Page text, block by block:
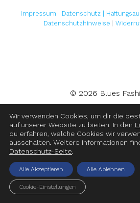
Impressum Datenschutz |
Datenschutzhinweise
© 2026 Blues
Wir verwenden Cookies, um dir die
auf unserer Website zu bieten. In den
du erfahren, welche Cookies wir
ausschalten. Weitere Informationen
Datenschutz-Seite.
Alle Akzeptieren Alle Ablehnen
Cookie-Einstellungen